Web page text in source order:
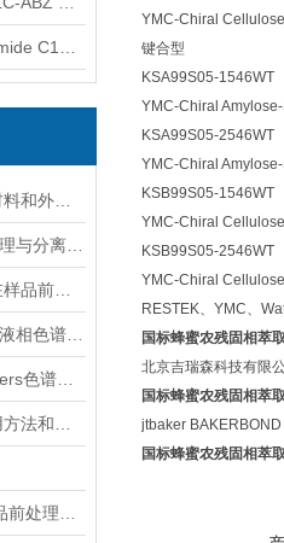
YMC-Chiral
键合型
KSA99S05-1546WT
YMC-Chiral
KSA99S05-2546WT
YMC-Chiral
KSB99S05-1546WT
YMC-Chiral
KSB99S05-2546WT
YMC-Chiral
RESTEK、YMC、
国标蜂蜜农残固相萃
北京吉瑞森科技有限
国标蜂蜜农残固相萃
jtbaker
国标蜂蜜农残固相萃